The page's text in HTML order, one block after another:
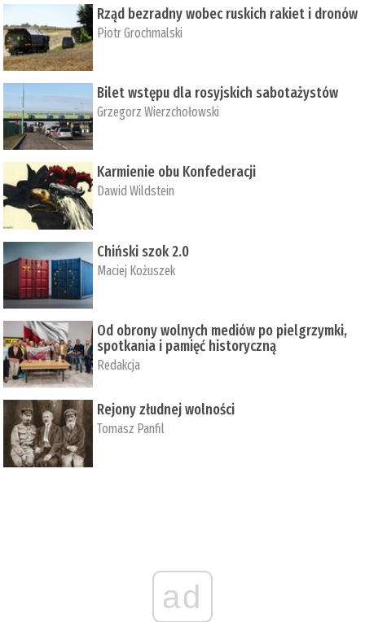
Rząd bezradny wobec ruskich rakiet i dronów
Piotr Grochmalski
Bilet wstępu dla rosyjskich sabotażystów
Grzegorz Wierzchołowski
Karmienie obu Konfederacji
Dawid Wildstein
Chiński szok 2.0
Maciej Kożuszek
Od obrony wolnych mediów po pielgrzymki,
spotkania i pamięć historyczną
Redakcja
Rejony złudnej wolności
Tomasz Panfil
ad